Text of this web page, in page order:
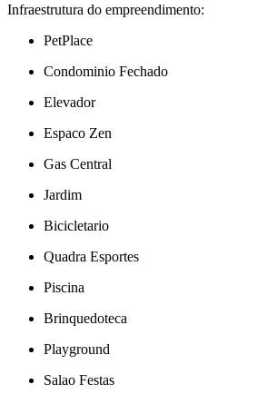
Infraestrutura do empreendimento:
PetPlace
Condominio Fechado
Elevador
Espaco Zen
Gas Central
Jardim
Bicicletario
Quadra Esportes
Piscina
Brinquedoteca
Playground
Salao Festas